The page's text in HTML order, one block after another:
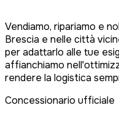
Vendiamo, ripariamo e
Brescia e nelle città
per adattarlo alle tue
affianchiamo
rendere la logistica
Concessionario ufficiale